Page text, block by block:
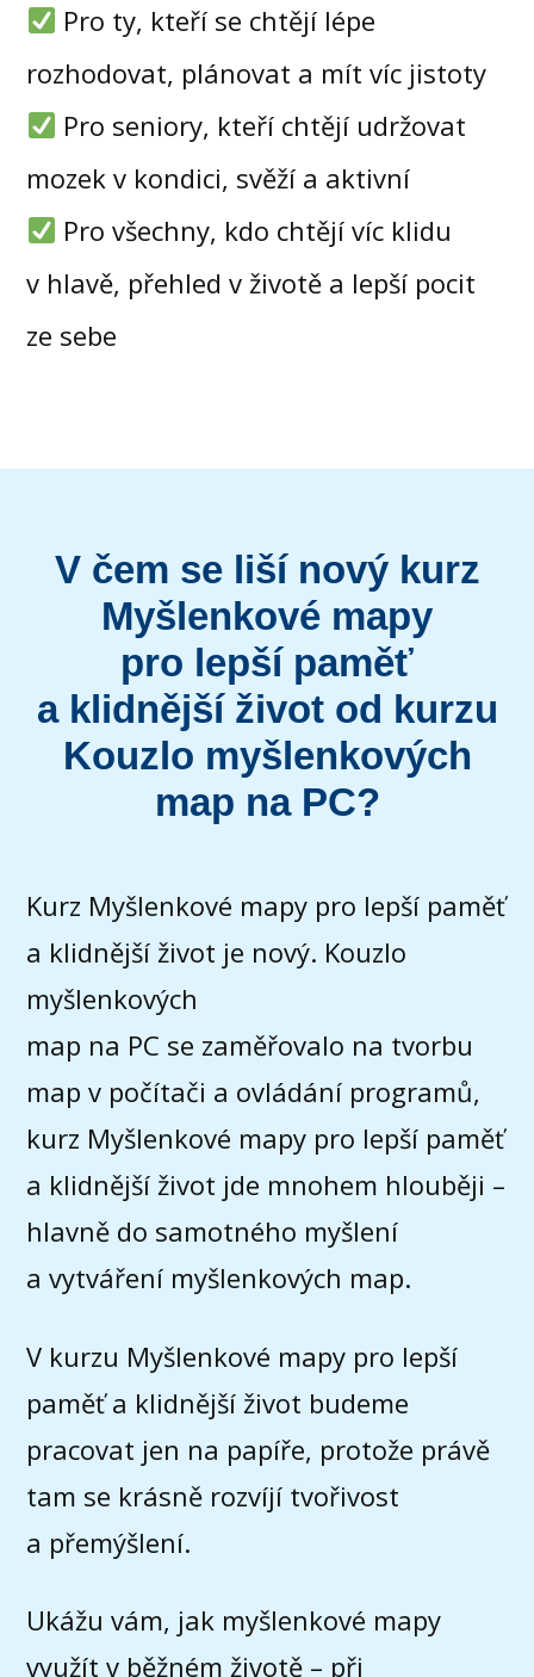
Pro ty, kteří se chtějí lépe
rozhodovat, plánovat a mít víc jistoty
Pro seniory, kteří chtějí udržovat
mozek v kondici, svěží a aktivní
Pro všechny, kdo chtějí víc klidu
v hlavě, přehled v životě a lepší pocit
ze sebe
V čem se liší nový kurz
Myšlenkové mapy
pro lepší paměť
a klidnější život od kurzu
Kouzlo myšlenkových
map na PC?
Kurz Myšlenkové mapy pro lepší paměť
a klidnější život je nový. Kouzlo
myšlenkových
map na PC se zaměřovalo na tvorbu
map v počítači a ovládání programů,
kurz Myšlenkové mapy pro lepší paměť
a klidnější život jde mnohem hlouběji –
hlavně do samotného myšlení
a vytváření myšlenkových map.
V kurzu Myšlenkové mapy pro lepší
paměť a klidnější život budeme
pracovat jen na papíře, protože právě
tam se krásně rozvíjí tvořivost
a přemýšlení.
Ukážu vám, jak myšlenkové mapy
využít v běžném životě – při